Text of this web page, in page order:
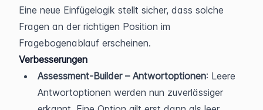
Eine neue Einfügelogik stellt sicher, dass solche
Fragen an der richtigen Position im
Fragebogenablauf erscheinen.
Verbesserungen
Assessment-Builder – Antwortoptionen: Leere
Antwortoptionen werden nun zuverlässiger